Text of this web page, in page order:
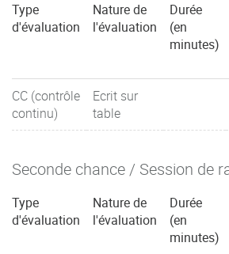
Type
d'évaluation
Nature de
l'évaluation
Durée
(en
minutes)
CC (contrôle
continu)
Ecrit sur
table
Seconde chance / Session de
Type
d'évaluation
Nature de
l'évaluation
Durée
(en
minutes)